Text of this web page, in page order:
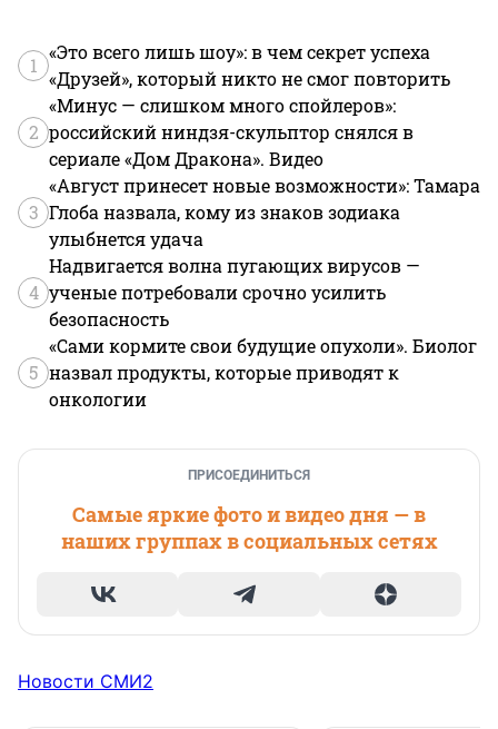
1
«Это всего лишь шоу»: в чем секрет успеха
«Друзей», который никто не смог повторить
2
«Минус — слишком много спойлеров»:
российский ниндзя-скульптор снялся в
сериале «Дом Дракона». Видео
3
«Август принесет новые возможности»: Тамара
Глоба назвала, кому из знаков зодиака
улыбнется удача
4
Надвигается волна пугающих вирусов —
ученые потребовали срочно усилить
безопасность
5
«Сами кормите свои будущие опухоли». Биолог
назвал продукты, которые приводят к
онкологии
ПРИСОЕДИНИТЬСЯ
Самые яркие фото и видео дня — в
наших группах в социальных сетях
Новости СМИ2